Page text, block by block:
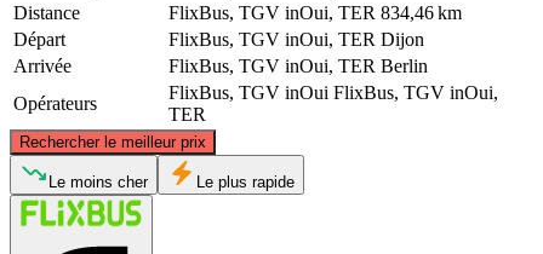
Distance
FlixBus, TGV inOui, TER 834,46 km
Départ
FlixBus, TGV inOui, TER Dijon
Arrivée
FlixBus, TGV inOui, TER Berlin
Opérateurs
FlixBus, TGV inOui FlixBus, TGV inOui,
TER
Rechercher le meilleur prix
Le moins cher Le plus rapide